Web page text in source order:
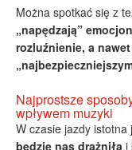
Można spotkać się z
„napędzają”
rozluźnienie, a
Najprostsze
wpływem muzyki
W czasie jazdy istotna
będzie nas drażniła i